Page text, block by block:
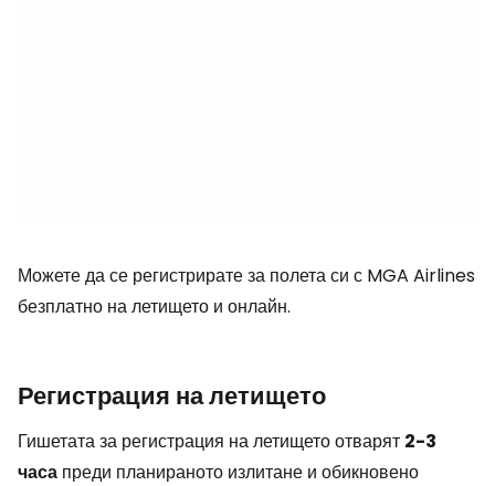
Можете да се регистрирате за полета си с MGA Airlines
безплатно на летището и онлайн.
Регистрация на летището
Гишетата за регистрация на летището отварят 2-3
часа преди планираното излитане и обикновено